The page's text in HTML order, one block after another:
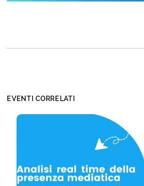
EVENTI CORRELATI